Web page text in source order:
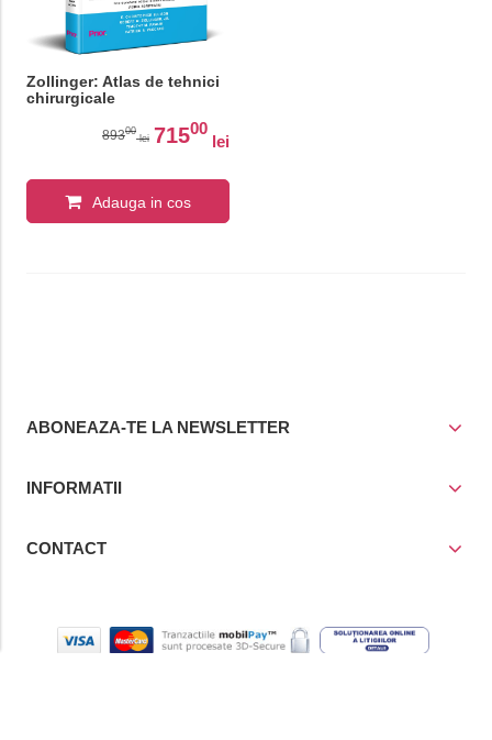
Zollinger: Atlas de tehnici
chirurgicale
89300
lei 71500
lei
Adauga in cos
ABONEAZA-TE LA NEWSLETTER
INFORMATII
CONTACT